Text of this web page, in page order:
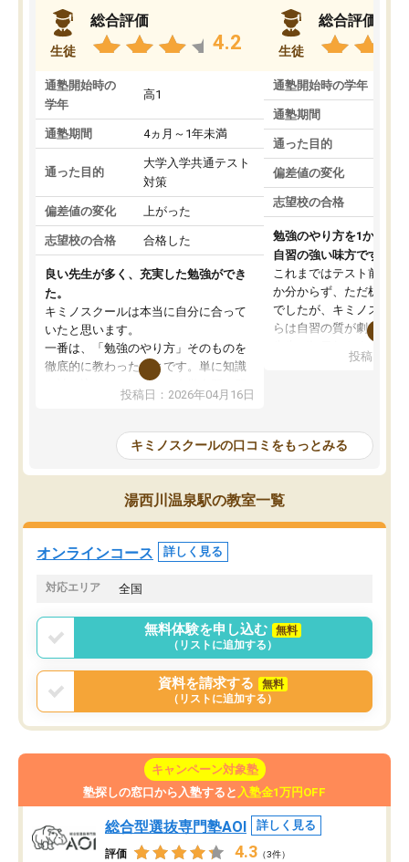
生徒
総合評価
4.2
通塾開始時の
学年
高1
通塾期間 4ヵ月～1年未満
通った目的
大学入学共通テスト
対策
偏差値の変化 上がった
志望校の合格 合格した
良い先生が多く、充実した勉強ができ
た。
キミノスクールは本当に自分に合って
いたと思います。
一番は、「勉強のやり方」そのものを
徹底的に教わったことです。単に知識
を詰め込むのではなく、自学自習の習
慣が身につくよう並走してくれるの
はなくなりました。
講師の方との距離も近く、親身なコー
チングのおかげで、停滞期もモチベー
ションを維持できました。「やらされ
る勉強」から「目標のための勉強」へ
意識が変わったことが、目標校への合
投稿日：2026年04月16日
生徒
総合評価
通塾開始時の学年
通塾期間
通った目的
偏差値の変化
志望校の合格
勉強のやり方を1から教
自習の強い味方です。
これまではテスト前に何
か分からず、ただ机に座
でしたが、キミノスクー
らは自習の質が劇的に変
を明確にしてくれるの
の仕方をコーチングして
ルなので、家での学習習
身につきました。結果と
た英語の偏差値が10以上
していた公立高校に無事
た。自分から学ぶ姿勢を
投稿日：
キミノスクールの口コミをもっとみる
湯西川温泉駅の教室一覧
オンラインコース 詳しく見る
対応エリア 全国
無料体験を申し込む
無料
（リストに追加する）
資料を請求する
無料
（リストに追加する）
キャンペーン対象塾
塾探しの窓口から入塾すると 入塾金1万円OFF
総合型選抜専門塾AOI 詳しく見る
評価 4.3 （3件）